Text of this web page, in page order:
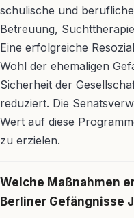
schulische und
Betreuung,
Eine erfolgreiche
Wohl der ehemaligen
Sicherheit der
reduziert. Die
Wert auf diese
zu erzielen.
Welche Maßnahmen
Berliner Gefängnisse